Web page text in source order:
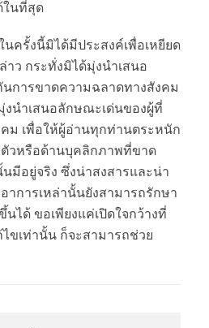
ในที่สุด
ครั้งนี้มิได้มีประสงค์เพื่อเหยียด
ว กระทั่งมิได้มุ่งนำเสนอ
นการขาดความฉลาดทางสังคม
งนำเสนอลักษณะเด่นของผู้ที่
ม เพื่อให้ผู้อ่านทุกท่านตระหนัก
วหรือด้านบุคลิกภาพที่ขาด
มีอยู่จริง ซึ่งน่าสงสารและน่า
อาการเหล่านั้นยังสามารถรักษา
ได้ ขอเพียงแค่เปิดใจกว้างที่
ขเท่านั้น ก็จะสามารถช่วย